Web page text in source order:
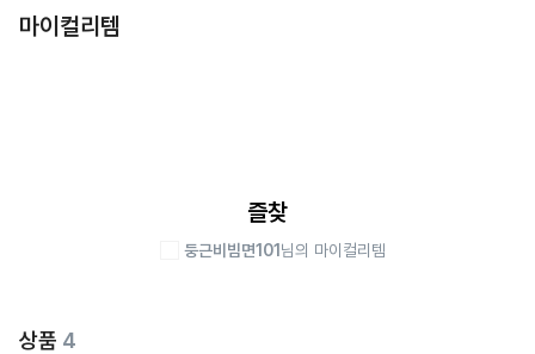
마이컬리템
즐찾
둥근비빔면101 님의 마이컬리템
상품 4